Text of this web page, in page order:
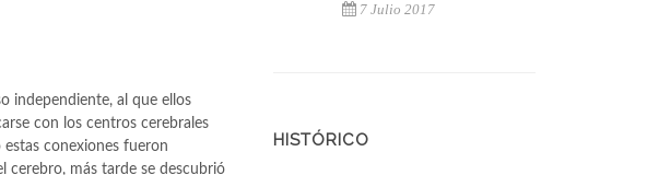
independiente, al que ellos
con los centros cerebrales
conexiones fueron
cerebro, más tarde se descubrió
7 Julio 2017
HISTÓRICO